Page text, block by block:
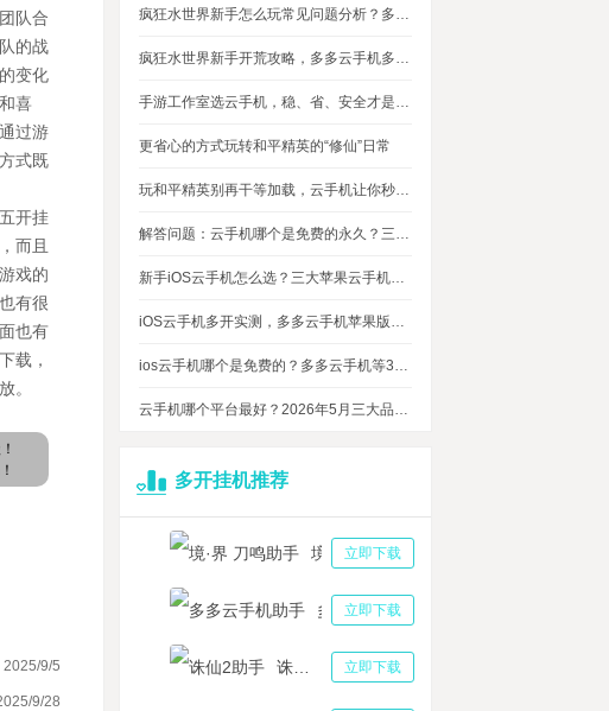
队合
的战
变化
喜
过游
式既
开挂
而且
戏的
有很
也有
载，
。
2025/9/5
9/28
墨武侠手游：多多云手机助你高效搬砖，打金技巧大揭秘！
疯狂水世界新手怎么玩常见问题分析？多多云手机多开托管挂机升级打怪
疯狂水世界新手开荒攻略，多多云手机多开托管，自动搞定海量重复日常快速升级
手游工作室选云手机，稳、省、安全才是实在考量
更省心的方式玩转和平精英的“修仙”日常
玩和平精英别再干等加载，云手机让你秒玩游戏进战场
解答问题：云手机哪个是免费的永久？三大免费永久正版云手机对比
新手iOS云手机怎么选？三大苹果云手机知名品牌性能对比测评
iOS云手机多开实测，多多云手机苹果版最多可同时运行多少台？
ios云手机哪个是免费的？多多云手机等3大品牌对比测评，告诉你免费ios云手机的真相
云手机哪个平台最好？2026年5月三大品牌云手机权威盘点：综合实力，谁才是全能王？
多开挂机推荐
立即下载
立即下载
多多云手机助手
立即下载